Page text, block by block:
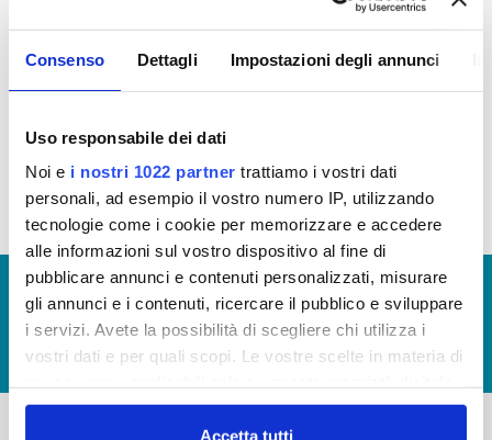
Consenso Dettagli Impostazioni degli annunci
Uso responsabile dei dati
Noi e i nostri 1022 partner trattiamo i vostri dati
personali, ad esempio il vostro numero IP, utilizzando
tecnologie come i cookie per memorizzare e accedere
alle informazioni sul vostro dispositivo al fine di
pubblicare annunci e contenuti personalizzati, misurare
gli annunci e i contenuti, ricercare il pubblico e sviluppare
i servizi. Avete la possibilità di scegliere chi utilizza i
vostri dati e per quali scopi. Le vostre scelte in materia di
in cui avete effettuato le vostre scelte. È possibile
modificare o revocare il proprio consenso in qualsiasi
Accetta tutti
20/06/2023 si riporta il link di accesso dellaBanca
Dati Nazionale Contratti Pubblici: BDNPC
© Copyright 2017 - 2026
GLOSSARIO
GIUDICA IL SERVIZIO
LAVORA CON NOI